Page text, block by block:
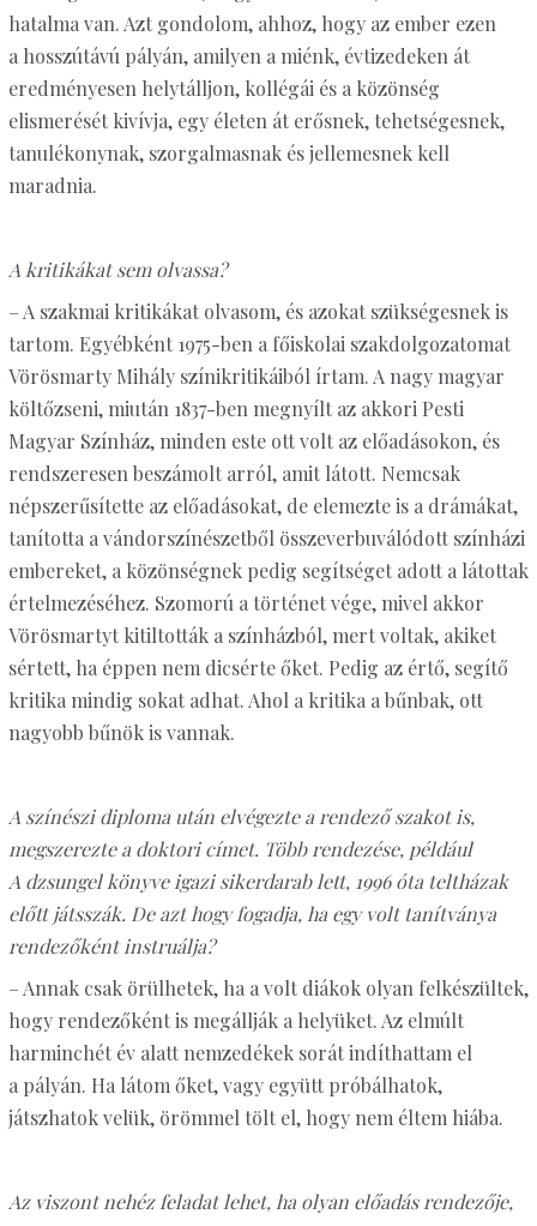
hatalma van. Azt gondolom, ahhoz, hogy az ember ezen
a hosszútávú pályán, amilyen a miénk, évtizedeken át
eredményesen helytálljon, kollégái és a közönség
elismerését kivívja, egy életen át erősnek, tehetségesnek,
tanulékonynak, szorgalmasnak és jellemesnek kell
maradnia.
A kritikákat sem olvassa?
– A szakmai kritikákat olvasom, és azokat szükségesnek is
tartom. Egyébként 1975-ben a főiskolai szakdolgozatomat
Vörösmarty Mihály színikritikáiból írtam. A nagy magyar
költőzseni, miután 1837-ben megnyílt az akkori Pesti
Magyar Színház, minden este ott volt az előadásokon, és
rendszeresen beszámolt arról, amit látott. Nemcsak
népszerűsítette az előadásokat, de elemezte is a drámákat,
tanította a vándorszínészetből összeverbuválódott színházi
embereket, a közönségnek pedig segítséget adott a látottak
értelmezéséhez. Szomorú a történet vége, mivel akkor
Vörösmartyt kitiltották a színházból, mert voltak, akiket
sértett, ha éppen nem dicsérte őket. Pedig az értő, segítő
kritika mindig sokat adhat. Ahol a kritika a bűnbak, ott
nagyobb bűnök is vannak.
A színészi diploma után elvégezte a rendező szakot is,
megszerezte a doktori címet. Több rendezése, például
A dzsungel könyve igazi sikerdarab lett, 1996 óta teltházak
előtt játsszák. De azt hogy fogadja, ha egy volt tanítványa
rendezőként instruálja?
– Annak csak örülhetek, ha a volt diákok olyan felkészültek,
hogy rendezőként is megállják a helyüket. Az elmúlt
harminchét év alatt nemzedékek sorát indíthattam el
a pályán. Ha látom őket, vagy együtt próbálhatok,
játszhatok velük, örömmel tölt el, hogy nem éltem hiába.
Az viszont nehéz feladat lehet, ha olyan előadás rendezője,